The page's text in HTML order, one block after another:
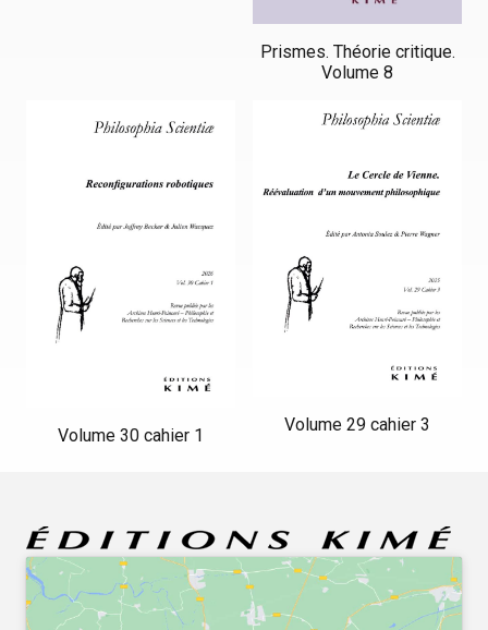
Prismes. Théorie critique.
Volume 8
Volume 30 cahier 1
Volume 29 cahier 3